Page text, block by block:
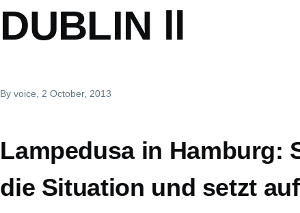
DUBLIN ll
Byvoice , 2 October, 2013
Lampedusa in Hamburg:
die Situation und setzt auf